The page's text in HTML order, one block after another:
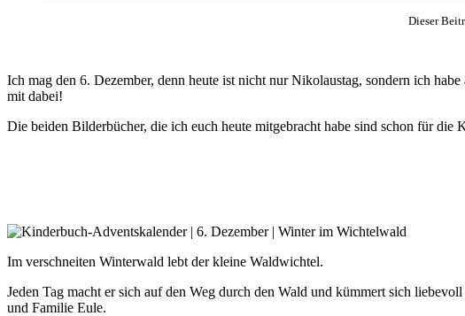
Dieser
Ich mag den 6. Dezember, denn heute ist nicht nur Nikolaustag, sondern ich
mit dabei!
Die beiden Bilderbücher, die ich euch heute mitgebracht habe sind schon für
Im verschneiten Winterwald lebt der kleine Waldwichtel.
Jeden Tag macht er sich auf den Weg durch den Wald und kümmert sich
und Familie Eule.